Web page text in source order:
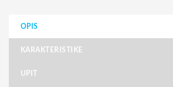
OPIS
KARAKTERISTIKE
UPIT